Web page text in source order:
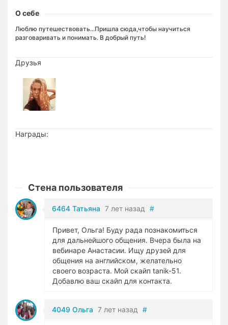
О себе
Люблю путешествовать...Пришла сюда,чтобы научиться
разговаривать и понимать. В добрый путь!
Друзья
Награды:
Стена пользователя
6464 Татьяна 7 лет назад #
Привет, Ольга! Буду рада познакомиться
для дальнейшого общения. Вчера была на
вебинаре Анастасии. Ищу друзей для
общения на английском, желательно
своего возраста. Мой скайп tanik-51.
Добавлю ваш скайп для контакта.
4049 Ольга 7 лет назад #